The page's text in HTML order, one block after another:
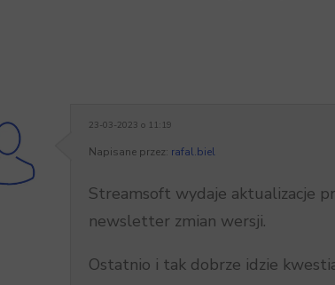
23-03-2023 o 11:19
Napisane przez: rafal.biel
Streamsoft wydaje aktualizacje
newsletter zmian wersji.
Ostatnio i tak dobrze idzie